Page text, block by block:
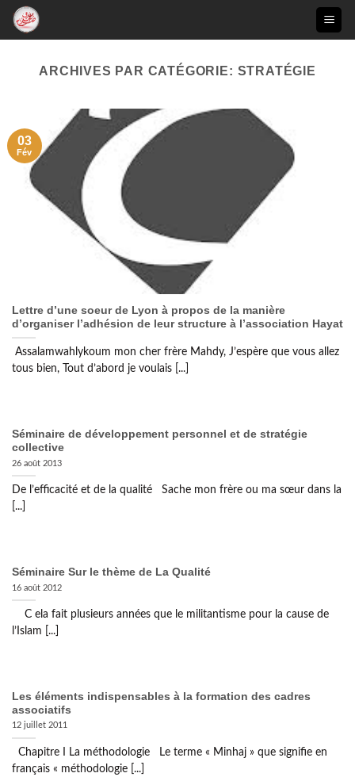
Passer
ARCHIVES PAR CATÉGORIE: STRATÉGIE
Lettre d’une soeur de Lyon à propos de la manière
d’organiser l’adhésion de leur structure à l’association Hayat
Assalamwahlykoum mon cher frère Mahdy, J’espère que vous allez
tous bien, Tout d’abord je voulais [...]
03
Fév
Séminaire de développement personnel et de stratégie
collective
26 août 2013
De l’efficacité et de la qualité Sache mon frère ou ma sœur dans la
[...]
Séminaire Sur le thème de La Qualité
16 août 2012
C ela fait plusieurs années que le militantisme pour la cause de
l’Islam [...]
Les éléments indispensables à la formation des cadres
associatifs
12 juillet 2011
Chapitre I La méthodologie Le terme « Minhaj » que signifie en
français « méthodologie [...]